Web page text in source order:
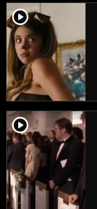
player2
player2